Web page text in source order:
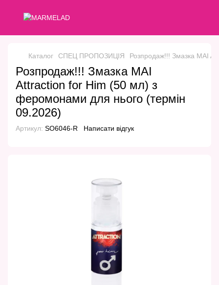
Каталог СПЕЦ ПРОПОЗИЦІЯ Розпродаж!!! Змазка MAI
Розпродаж!!! Змазка MAI
Attraction for Him (50 мл) з
феромонами для нього (термін
09.2026)
Артикул: SO6046-R Написати відгук